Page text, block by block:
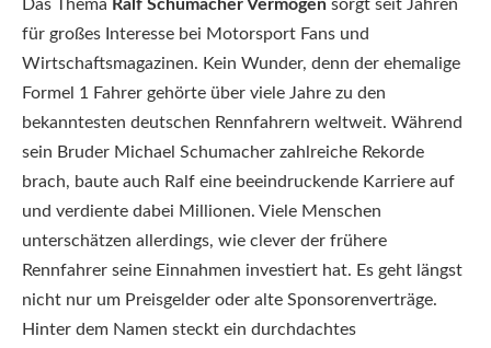
Das Thema Ralf Schumacher Vermögen sorgt seit Jahren
für großes Interesse bei Motorsport Fans und
Wirtschaftsmagazinen. Kein Wunder, denn der ehemalige
Formel 1 Fahrer gehörte über viele Jahre zu den
bekanntesten deutschen Rennfahrern weltweit. Während
sein Bruder Michael Schumacher zahlreiche Rekorde
brach, baute auch Ralf eine beeindruckende Karriere auf
und verdiente dabei Millionen. Viele Menschen
unterschätzen allerdings, wie clever der frühere
Rennfahrer seine Einnahmen investiert hat. Es geht längst
nicht nur um Preisgelder oder alte Sponsorenverträge.
Hinter dem Namen steckt ein durchdachtes